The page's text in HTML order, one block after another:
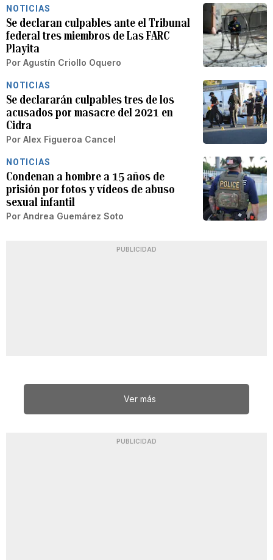
NOTICIAS
Se declaran culpables ante el Tribunal
federal tres miembros de Las FARC
Playita
Por Agustín Criollo Oquero
NOTICIAS
Se declararán culpables tres de los
acusados por masacre del 2021 en
Cidra
Por Alex Figueroa Cancel
NOTICIAS
Condenan a hombre a 15 años de
prisión por fotos y vídeos de abuso
sexual infantil
Por Andrea Guemárez Soto
PUBLICIDAD
Ver más
PUBLICIDAD